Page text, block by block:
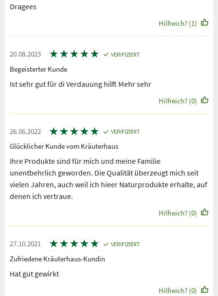
Dragees
Hilfreich? (1)
20.08.2023 ★★★★★ VERIFIZIERT
Begeisterter Kunde
Ist sehr gut für di Verdauung hilft Mehr sehr
Hilfreich? (0)
26.06.2022 ★★★★★ VERIFIZIERT
Glücklicher Kunde vom Kräuterhaus
Ihre Produkte sind für mich und meine Familie
unentbehrlich geworden. Die Qualität überzeugt mich seit
vielen Jahren, auch weil ich hieer Naturprodukte erhalte, auf
denen ich vertraue.
Hilfreich? (0)
27.10.2021 ★★★★★ VERIFIZIERT
Zufriedene Kräuterhaus-Kundin
Hat gut gewirkt
Hilfreich? (0)